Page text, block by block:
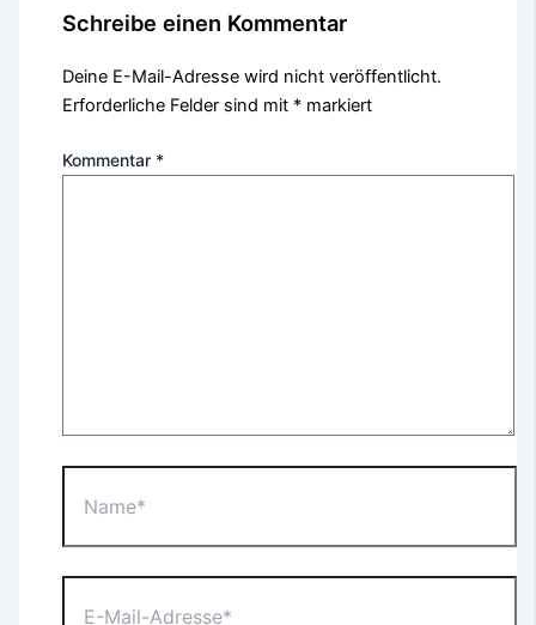
Schreibe einen Kommentar
Deine E-Mail-Adresse wird nicht veröffentlicht.
Erforderliche Felder sind mit * markiert
Kommentar *
Mail-